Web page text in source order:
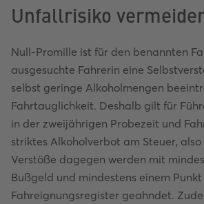
Unfallrisiko
Null-Promille ist für den benannten
ausgesuchte Fahrerin eine
selbst geringe Alkoholmengen
Fahrtauglichkeit. Deshalb gilt für
in der zweijährigen Probezeit und
striktes Alkoholverbot am Steuer,
Verstöße dagegen werden mit
Bußgeld und mindestens einem
Fahreignungsregister geahndet.